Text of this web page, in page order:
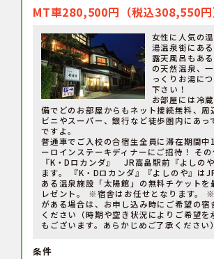
MT車280,500円（税込308,550円
女性に人気の
湯温泉街にある
露天風呂もあ
の天然温泉、
っくりお湯に
下さい！
お部屋には冷
備でどのお部屋からもネット接続無料、周
ビニやスーパー、銀行など徒歩圏内にあっ
ですよ。
普通車でご入校の合宿生全員に滞在期間中
ーロインステーキディナーにご招待！ そ
『K・Dロカンダ』 JR高畠駅前『よしの
ます。 『K・Dロカンダ』『よしのや』は
ある温泉施設「太陽館」の無料チケットを
レゼント。 ※宿舎はお任せとなります。
がある場合は、お申し込み時にご希望の宿
ください（時期や空き状況によりご希望を
もございます。あらかじめご了承ください）
条件